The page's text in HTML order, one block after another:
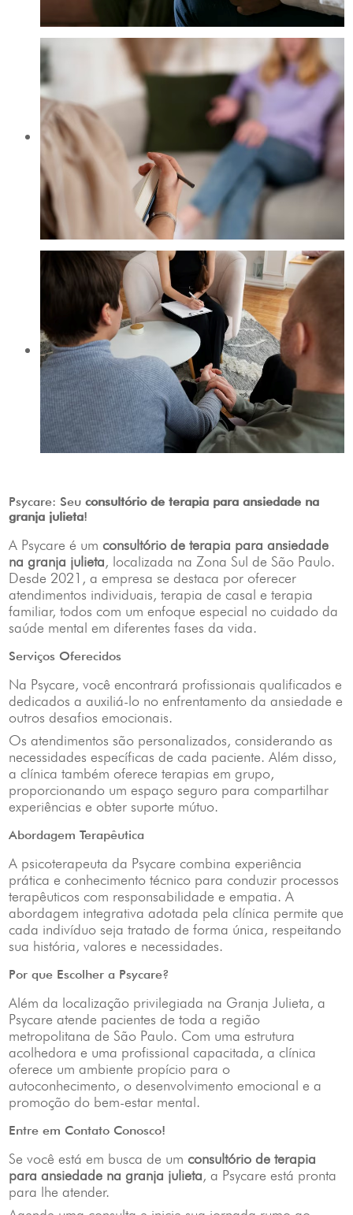
Psycare: Seuconsultório de terapia para ansiedade na
granja julieta!
A Psycare é umconsultório de terapia para ansiedade
na granja julieta, localizada na Zona Sul de São Paulo.
Desde 2021, a empresa se destaca por oferecer
atendimentos individuais, terapia de casal e terapia
familiar, todos com um enfoque especial no cuidado da
saúde mental em diferentes fases da vida.
Serviços Oferecidos
Na Psycare, você encontrará profissionais qualificados e
dedicados a auxiliá-lo no enfrentamento da ansiedade e
outros desafios emocionais.
Os atendimentos são personalizados, considerando as
necessidades específicas de cada paciente. Além disso,
a clínica também oferece terapias em grupo,
proporcionando um espaço seguro para compartilhar
experiências e obter suporte mútuo.
Abordagem Terapêutica
A psicoterapeuta da Psycare combina experiência
prática e conhecimento técnico para conduzir processos
terapêuticos com responsabilidade e empatia. A
abordagem integrativa adotada pela clínica permite que
cada indivíduo seja tratado de forma única, respeitando
sua história, valores e necessidades.
Por que Escolher a Psycare?
Além da localização privilegiada na Granja Julieta, a
Psycare atende pacientes de toda a região
metropolitana de São Paulo. Com uma estrutura
acolhedora e uma profissional capacitada, a clínica
oferece um ambiente propício para o
autoconhecimento, o desenvolvimento emocional e a
promoção do bem-estar mental.
Entre em Contato Conosco!
Se você está em busca de umconsultório de terapia
para ansiedade na granja julieta, a Psycare está pronta
para lhe atender.